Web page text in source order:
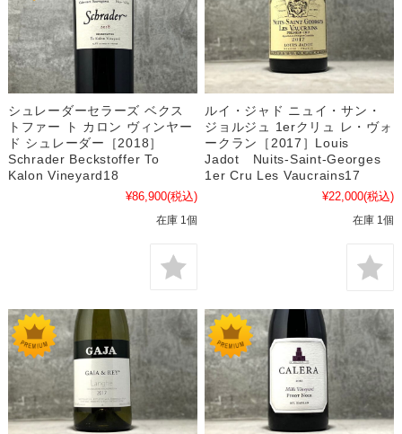
シュレーダーセラーズ ベクス
トファー ト カロン ヴィンヤー
ド シュレーダー［2018］
Schrader Beckstoffer To
Kalon Vineyard18
¥86,900(税込)
在庫 1個
ルイ・ジャド ニュイ・サン・
ジョルジュ 1erクリュ レ・ヴォ
ークラン［2017］Louis
Jadot Nuits-Saint-Georges
1er Cru Les Vaucrains17
¥22,000(税込)
在庫 1個